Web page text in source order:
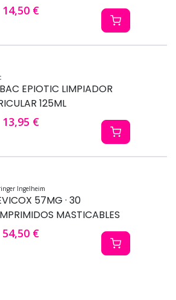
14,50 €
EPIOTIC LIMPIADOR
125ML
13,95 €
Ingelheim
57MG · 30
MASTICABLES
54,50 €